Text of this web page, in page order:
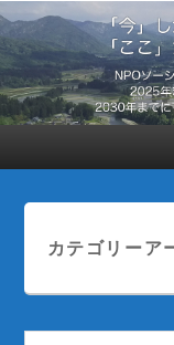
カテゴリーア